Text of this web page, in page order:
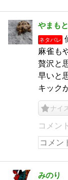
やまもと
ネタバレ
麻雀も
贅沢と
早いと
キック
ナイ
コメン
みのり